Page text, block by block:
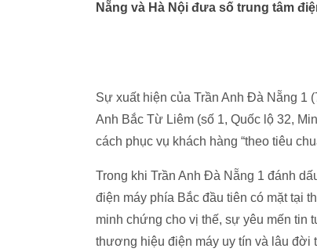
Nẵng và Hà Nội đưa số trung tâm
Sự xuất hiện của Trần Anh Đà Nẵng 1
Anh Bắc Từ Liêm (số 1, Quốc lộ 32,
cách phục vụ khách hàng “theo tiêu
Trong khi Trần Anh Đà Nẵng 1 đánh
điện máy phía Bắc đầu tiên có mặt tại
minh chứng cho vị thế, sự yêu mến
thương hiệu điện máy uy tín và lâu đời